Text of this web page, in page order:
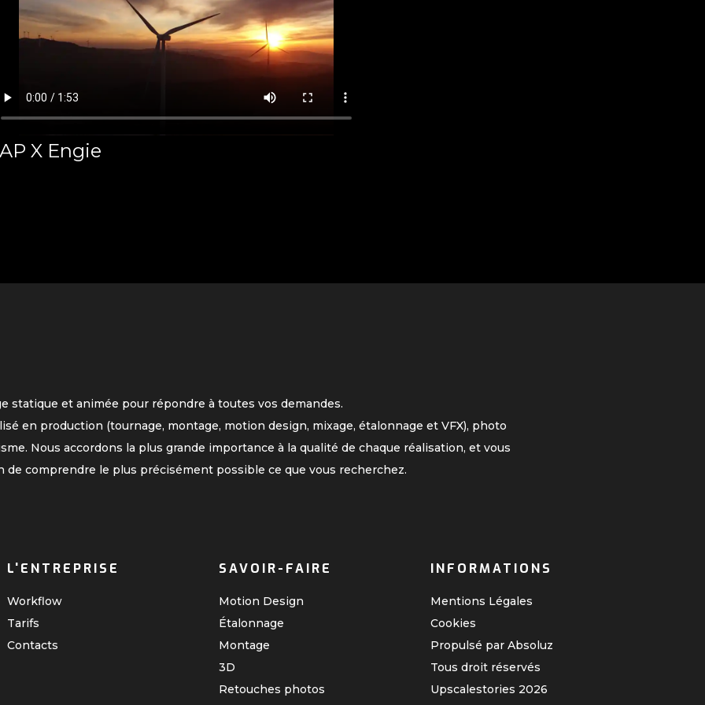
X Engie
statique et animée pour répondre à toutes vos demandes.
en production (tournage, montage, motion design, mixage, étalonnage et VFX), photo
Nous accordons la plus grande importance à la qualité de chaque réalisation, et vous
de comprendre le plus précisément possible ce que vous recherchez.
L'ENTREPRISE
Workflow
Tarifs
Contacts
SAVOIR-FAIRE
Motion Design
Étalonnage
Montage
3D
Retouches photos
INFORMATIONS
Mentions Légales
Cookies
Propulsé par Absoluz
Tous droit réservés
Upscalestories 2026